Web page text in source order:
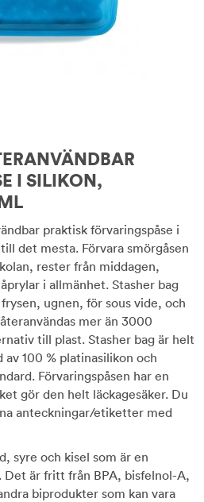
I SILIKON,
praktisk förvaringspåse i
det mesta. Förvara smörgåsen
rester från middagen,
i allmänhet. Stasher bag
ugnen, för sous vide, och
mer än 3000
till plast. Stasher bag är helt
100 % platinasilikon och
Förvaringspåsen har en
gör den helt läckagesäker. Du
anteckningar/etiketter med
syre och kisel som är en
Det är fritt från BPA, bisfelnol-A,
biprodukter som kan vara